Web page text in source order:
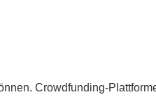
Crowdfunding-